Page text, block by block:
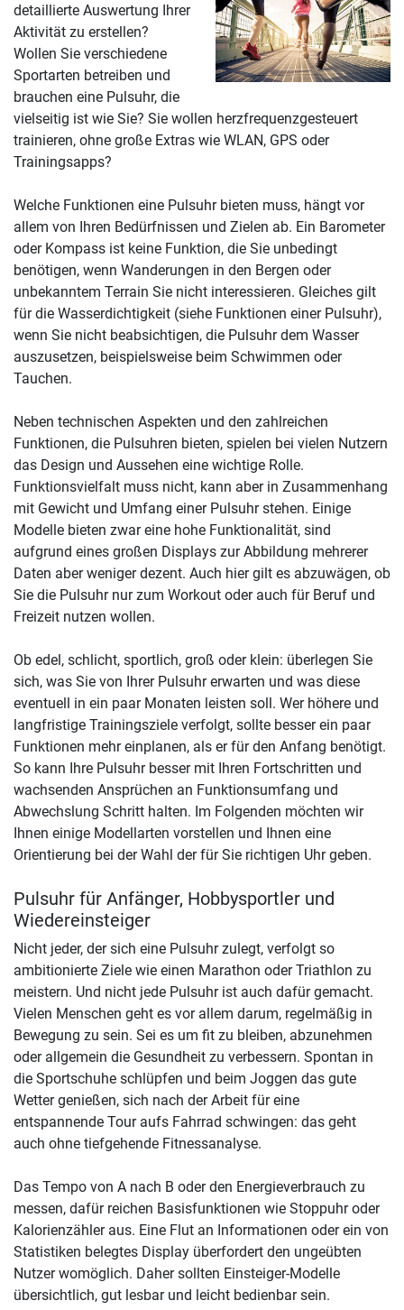
detaillierte Auswertung Ihrer
Aktivität zu erstellen?
Wollen Sie verschiedene
Sportarten betreiben und
brauchen eine Pulsuhr, die
vielseitig ist wie Sie? Sie wollen herzfrequenzgesteuert
trainieren, ohne große Extras wie WLAN, GPS oder
Trainingsapps?
Welche Funktionen eine Pulsuhr bieten muss, hängt vor
allem von Ihren Bedürfnissen und Zielen ab. Ein Barometer
oder Kompass ist keine Funktion, die Sie unbedingt
benötigen, wenn Wanderungen in den Bergen oder
unbekanntem Terrain Sie nicht interessieren. Gleiches gilt
für die Wasserdichtigkeit (siehe Funktionen einer Pulsuhr),
wenn Sie nicht beabsichtigen, die Pulsuhr dem Wasser
auszusetzen, beispielsweise beim Schwimmen oder
Tauchen.
Neben technischen Aspekten und den zahlreichen
Funktionen, die Pulsuhren bieten, spielen bei vielen Nutzern
das Design und Aussehen eine wichtige Rolle.
Funktionsvielfalt muss nicht, kann aber in Zusammenhang
mit Gewicht und Umfang einer Pulsuhr stehen. Einige
Modelle bieten zwar eine hohe Funktionalität, sind
aufgrund eines großen Displays zur Abbildung mehrerer
Daten aber weniger dezent. Auch hier gilt es abzuwägen, ob
Sie die Pulsuhr nur zum Workout oder auch für Beruf und
Freizeit nutzen wollen.
Ob edel, schlicht, sportlich, groß oder klein: überlegen Sie
sich, was Sie von Ihrer Pulsuhr erwarten und was diese
eventuell in ein paar Monaten leisten soll. Wer höhere und
langfristige Trainingsziele verfolgt, sollte besser ein paar
Funktionen mehr einplanen, als er für den Anfang benötigt.
So kann Ihre Pulsuhr besser mit Ihren Fortschritten und
wachsenden Ansprüchen an Funktionsumfang und
Abwechslung Schritt halten. Im Folgenden möchten wir
Ihnen einige Modellarten vorstellen und Ihnen eine
Orientierung bei der Wahl der für Sie richtigen Uhr geben.
Pulsuhr für Anfänger, Hobbysportler und
Wiedereinsteiger
Nicht jeder, der sich eine Pulsuhr zulegt, verfolgt so
ambitionierte Ziele wie einen Marathon oder Triathlon zu
meistern. Und nicht jede Pulsuhr ist auch dafür gemacht.
Vielen Menschen geht es vor allem darum, regelmäßig in
Bewegung zu sein. Sei es um fit zu bleiben, abzunehmen
oder allgemein die Gesundheit zu verbessern. Spontan in
die Sportschuhe schlüpfen und beim Joggen das gute
Wetter genießen, sich nach der Arbeit für eine
entspannende Tour aufs Fahrrad schwingen: das geht
auch ohne tiefgehende Fitnessanalyse.
Das Tempo von A nach B oder den Energieverbrauch zu
messen, dafür reichen Basisfunktionen wie Stoppuhr oder
Kalorienzähler aus. Eine Flut an Informationen oder ein von
Statistiken belegtes Display überfordert den ungeübten
Nutzer womöglich. Daher sollten Einsteiger-Modelle
übersichtlich, gut lesbar und leicht bedienbar sein.